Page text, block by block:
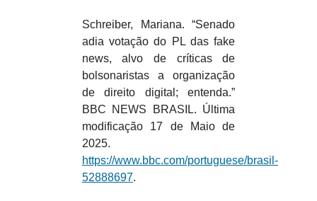
Schreiber, Mariana. “Senado
adia votação do PL das fake
news, alvo de críticas de
bolsonaristas a organização
de direito digital; entenda.”
BBC NEWS BRASIL. Última
modificação 17 de Maio de
2025.
https://www.bbc.com/portuguese/brasil-
52888697.